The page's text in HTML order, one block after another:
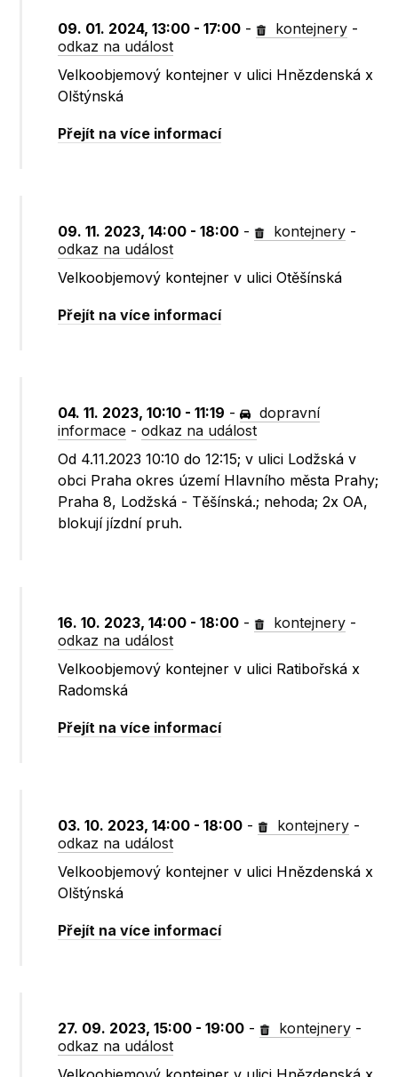
09. 01. 2024, 13:00 - 17:00 - kontejnery -
odkaz na událost
Velkoobjemový kontejner v ulici Hnězdenská x
Olštýnská
Přejít na více informací
09. 11. 2023, 14:00 - 18:00 - kontejnery -
odkaz na událost
Velkoobjemový kontejner v ulici Otěšínská
Přejít na více informací
04. 11. 2023, 10:10 - 11:19 -
dopravní
informace -odkaz na událost
Od 4.11.2023 10:10 do 12:15; v ulici Lodžská v
obci Praha okres území Hlavního města Prahy;
Praha 8, Lodžská - Těšínská.; nehoda; 2x OA,
blokují jízdní pruh.
16. 10. 2023, 14:00 - 18:00 - kontejnery -
odkaz na událost
Velkoobjemový kontejner v ulici Ratibořská x
Radomská
Přejít na více informací
03. 10. 2023, 14:00 - 18:00 - kontejnery -
odkaz na událost
Velkoobjemový kontejner v ulici Hnězdenská x
Olštýnská
Přejít na více informací
27. 09. 2023, 15:00 - 19:00 - kontejnery -
odkaz na událost